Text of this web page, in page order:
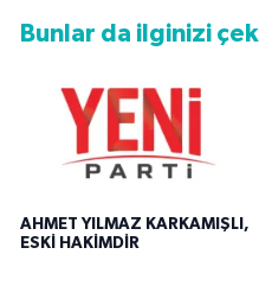
Bunlar da ilginizi
AHMET YILMAZ KARKAMIŞLI,
ESKİ HAKİMDİR